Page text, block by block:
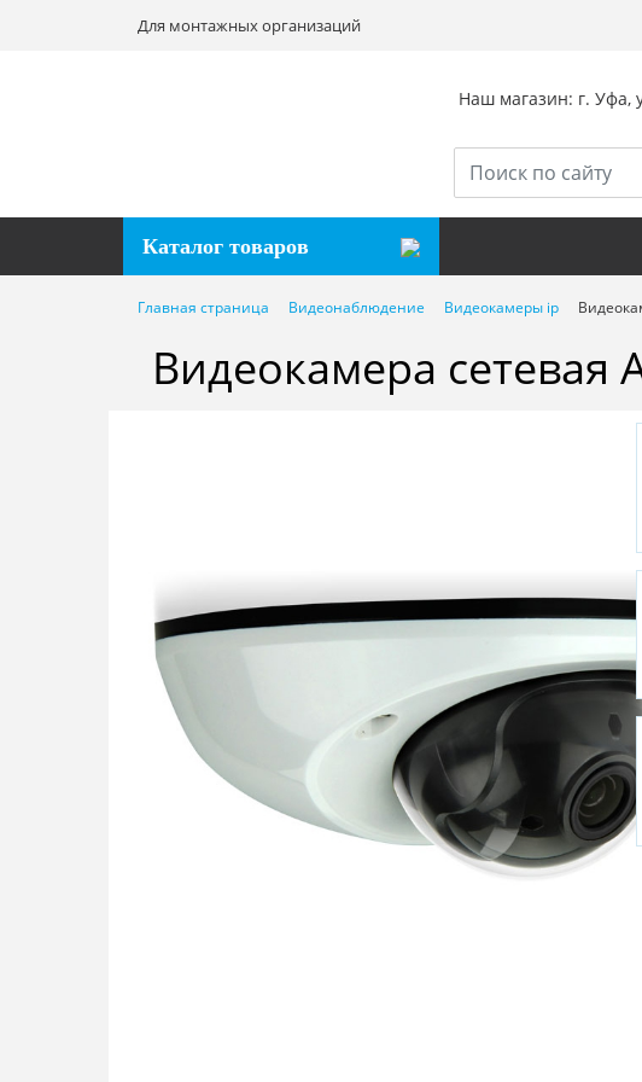
Для монтажных организаций
Наш магазин: г. Уфа,
Каталог товаров
Главная страница Видеонаблюдение Видеокамеры ip
Видеокамера сетевая